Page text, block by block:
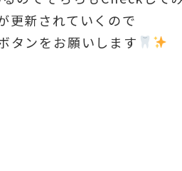
更新されていくので
タンをお願いします